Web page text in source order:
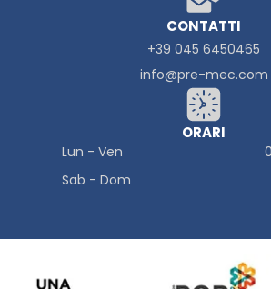
CONTATTI
+39 045 6450465
info@pre-mec.com
ORARI
Lun - Ven
Sab - Dom